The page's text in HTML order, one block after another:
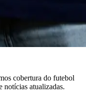
cobertura do futebol
notícias atualizadas.